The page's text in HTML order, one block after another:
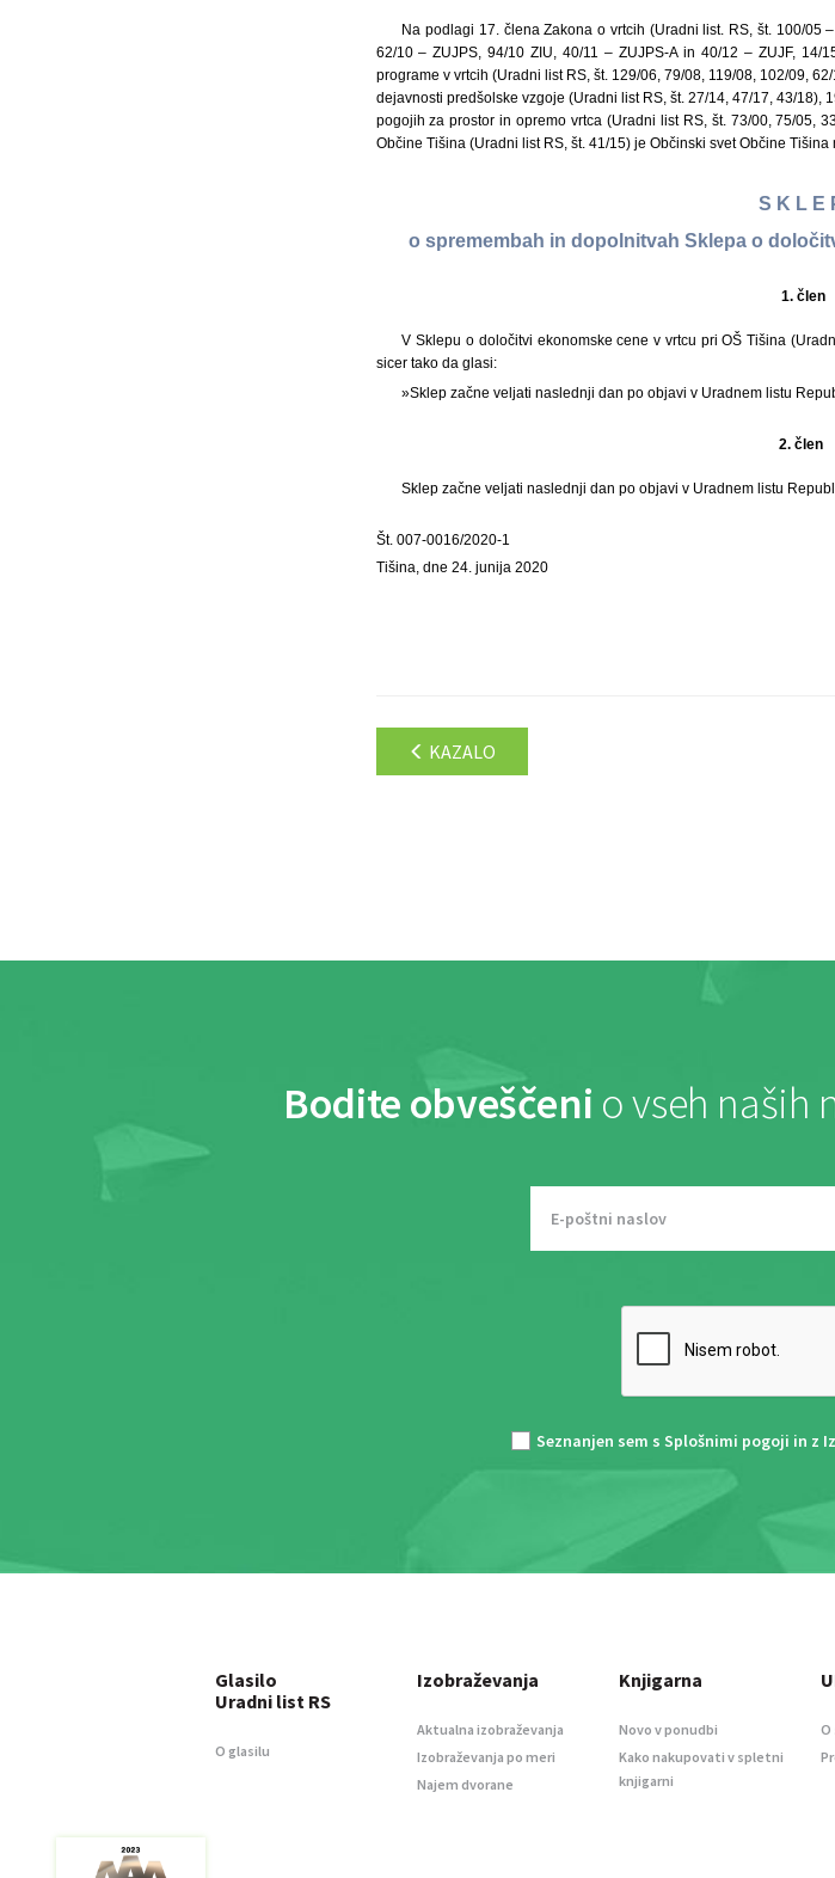
Na podlagi 17. člena Zakona o vrtcih (Uradni list. RS, št. 100/05
62/10 – ZUJPS, 94/10 ZIU, 40/11 – ZUJPS-A in 40/12 – ZUJF,
programe v vrtcih (Uradni list RS, št. 129/06, 79/08, 119/08, 102/09,
dejavnosti predšolske vzgoje (Uradni list RS, št. 27/14, 47/17, 43/
pogojih za prostor in opremo vrtca (Uradni list RS, št. 73/00, 75/05,
Občine Tišina (Uradni list RS, št. 41/15) je Občinski svet Občine
S K L E
o spremembah in dopolnitvah Sklepa o
1. člen
V Sklepu o določitvi ekonomske cene v vrtcu pri OŠ Tišina
sicer tako da glasi:
»Sklep začne veljati naslednji dan po objavi v Uradnem listu
2. člen
Sklep začne veljati naslednji dan po objavi v Uradnem listu
Št. 007-0016/2020-1
Tišina, dne 24. junija 2020
KAZALO
Bodite obveščeni o vseh naših
Seznanjen sem s Splošnimi pogoji in z
Glasilo
Uradni list RS
O glasilu
Izobraževanja
Aktualna izobraževanja
Izobraževanja po meri
Najem dvorane
Knjigarna
Novo v ponudbi
Kako nakupovati v spletni
knjigarni